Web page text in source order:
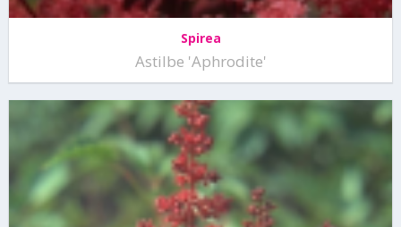
Spirea
Astilbe 'Aphrodite'